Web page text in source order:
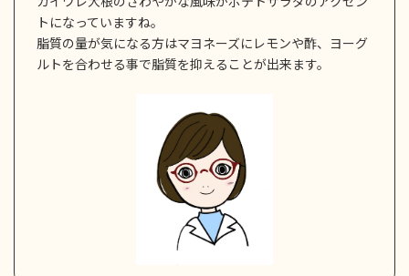
トになっていますね。
脂質の量が気になる方はマヨネーズにレモンや酢、ヨーグ
ルトを合わせる事で脂質を抑えることが出来ます。